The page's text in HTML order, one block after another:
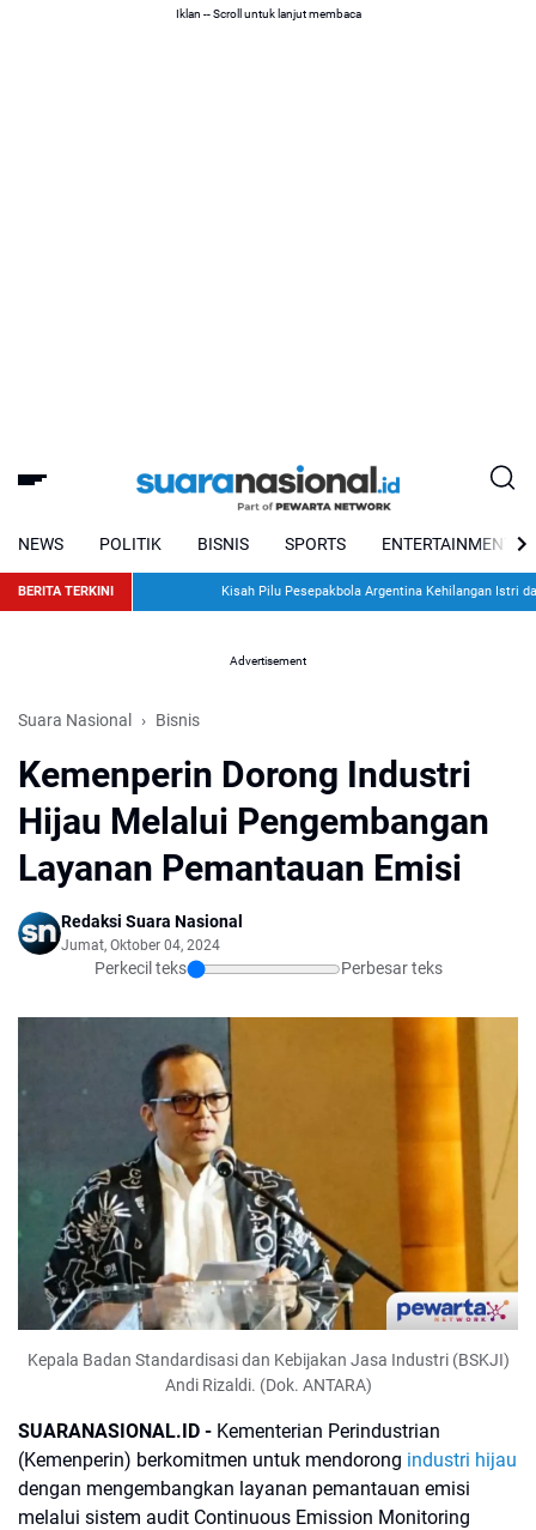
Iklan -- Scroll untuk lanjut membaca
NEWS POLITIK BISNIS SPORTS ENTERTAINMENT
BERITA TERKINI Kisah Pilu Pesepakbola Argentina Kehilangan Istri dan
Advertisement
Suara Nasional Bisnis
Kemenperin Dorong Industri
Hijau Melalui Pengembangan
Layanan Pemantauan Emisi
Redaksi Suara Nasional
Jumat, Oktober 04, 2024
Perkecil teks Perbesar teks
Kepala Badan Standardisasi dan Kebijakan Jasa Industri (BSKJI)
Andi Rizaldi. (Dok. ANTARA)
SUARANASIONAL.ID - Kementerian Perindustrian
(Kemenperin) berkomitmen untuk mendorong industri hijau
dengan mengembangkan layanan pemantauan emisi
melalui sistem audit Continuous Emission Monitoring